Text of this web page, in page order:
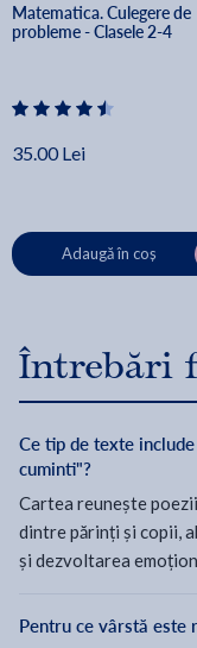
Matematica. Culegere de
probleme - Clasele 2-4
35.00 Lei
Adaugă în coș
Întrebări
Ce tip de texte
cuminti"?
Cartea reunește
dintre părinți și copii,
și dezvoltarea
Pentru ce vârstă este